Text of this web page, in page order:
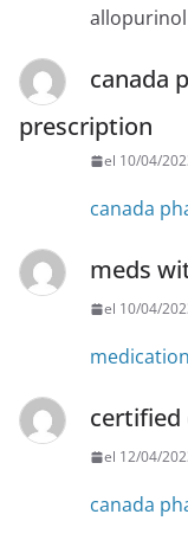
canada
prescription
el 10/04/
canada
meds
el 10/04/
certified
el 12/04/
canada